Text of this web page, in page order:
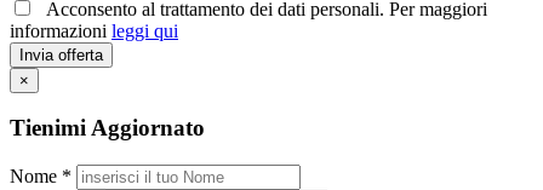
Acconsento al trattamento dei dati personali. Per maggiori
informazioni leggi qui
Invia offerta
×
Tienimi Aggiornato
Nome *